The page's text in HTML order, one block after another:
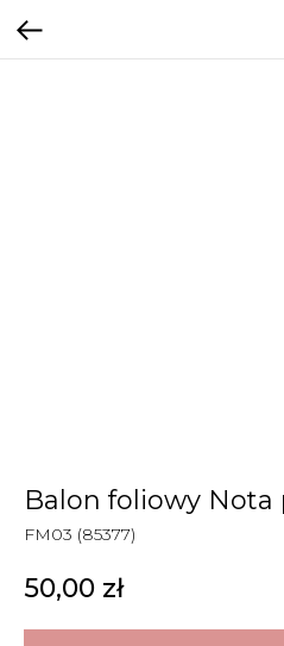
Balon foliowy Nota
FM03 (85377)
50,00 zł